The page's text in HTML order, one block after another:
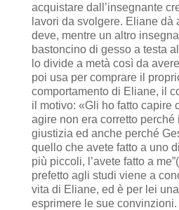
acquistare dall’insegnante
lavori da svolgere. Eliane dà
deve, mentre un altro
bastoncino di gesso a testa
lo divide a metà così da
poi usa per comprare il
comportamento di Eliane, il
il motivo: «Gli ho fatto capire
agire non era corretto
giustizia ed anche perché
quello che avete fatto a uno
più piccoli, l’avete fatto a
prefetto agli studi viene a
vita di Eliane, ed è per lei
esprimere le sue convinzioni.